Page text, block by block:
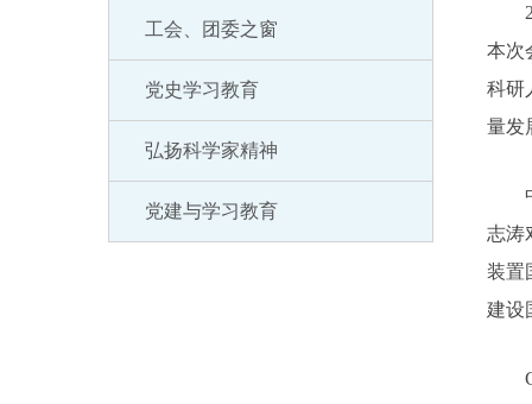
工会、团委之窗
党史学习教育
弘扬科学家精神
党建与学习教育
本次
科研
量发
志涛
装置
建设